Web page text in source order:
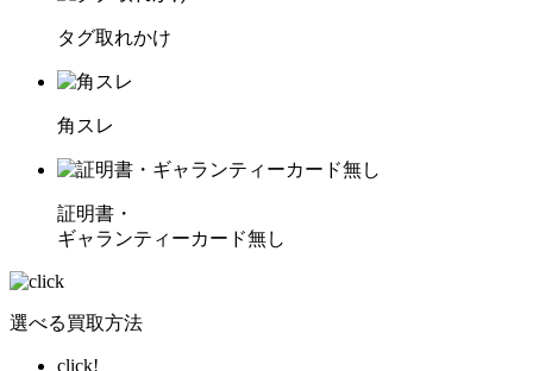
タグ取れかけ
角スレ
証明書・
ギャランティーカード無し
選べる買取方法
click!